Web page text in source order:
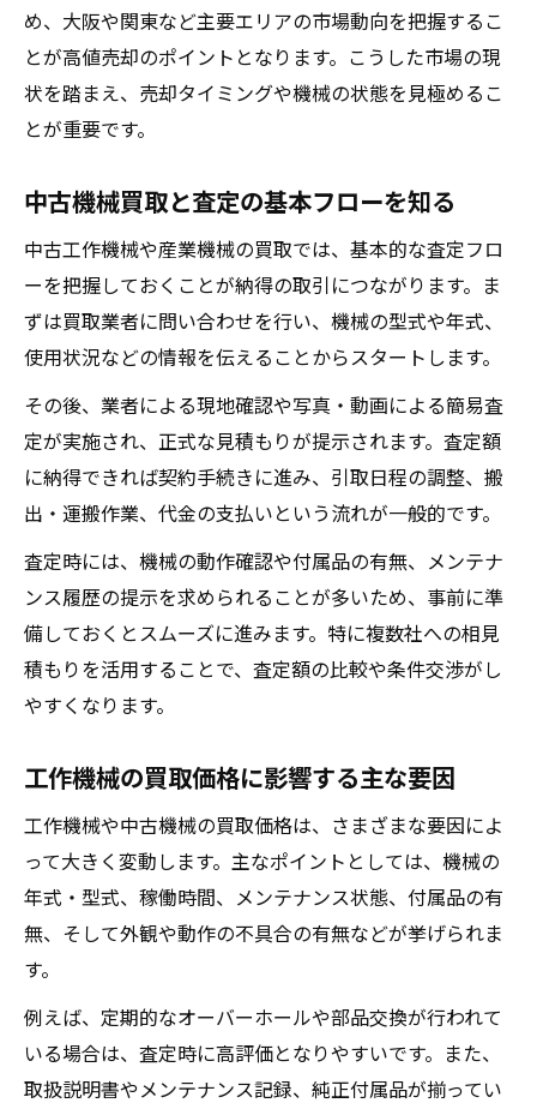
る
中古機械買取で重要な写真撮影のコツ
信頼できる工作機械買取先の見極め方
安心できる中古機械買取業者の特徴を解説
口コミや評判から見る業者選びのポイント
出張査定や全国対応サービスのメリット
工作機械買取センターの活用方法とは
買取業者とのやり取りで注意すべき点
市場動向を押さえた機械売却の戦略
工作機械の売却時期で高値を狙う戦略
海外需要が中古機械買取に与える影響
市場価格をもとに最適な売却計画を立てる
競合他社との比較で分かる売却のコツ
古い工作機械でも高値となる条件とは
希少価値が高い工作機械の特徴とは何か
古い中古機械買取で評価されるポイント
年式が古い機械でも高額査定となる要素
動作確認済みの工作機械は市場価値が上昇
め、大阪や関東など主要エリアの市場動向を把握するこ
とが高値売却のポイントとなります。こうした市場の現
状を踏まえ、売却タイミングや機械の状態を見極めるこ
とが重要です。
中古機械買取と査定の基本フローを知る
中古工作機械や産業機械の買取では、基本的な査定フロ
ーを把握しておくことが納得の取引につながります。ま
ずは買取業者に問い合わせを行い、機械の型式や年式、
使用状況などの情報を伝えることからスタートします。
その後、業者による現地確認や写真・動画による簡易査
定が実施され、正式な見積もりが提示されます。査定額
に納得できれば契約手続きに進み、引取日程の調整、搬
出・運搬作業、代金の支払いという流れが一般的です。
査定時には、機械の動作確認や付属品の有無、メンテナ
ンス履歴の提示を求められることが多いため、事前に準
備しておくとスムーズに進みます。特に複数社への相見
積もりを活用することで、査定額の比較や条件交渉がし
やすくなります。
工作機械の買取価格に影響する主な要因
工作機械や中古機械の買取価格は、さまざまな要因によ
って大きく変動します。主なポイントとしては、機械の
年式・型式、稼働時間、メンテナンス状態、付属品の有
無、そして外観や動作の不具合の有無などが挙げられま
す。
例えば、定期的なオーバーホールや部品交換が行われて
いる場合は、査定時に高評価となりやすいです。また、
取扱説明書やメンテナンス記録、純正付属品が揃ってい